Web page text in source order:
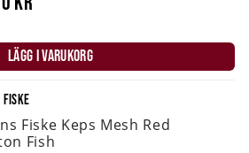
LÄGG I VARUKORG
FISKE
Fiske Keps Mesh Red
Fish